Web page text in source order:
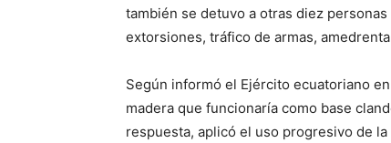
también se detuvo a otras diez
extorsiones, tráfico de armas,
Según informó el Ejército ecuatoriano
madera que funcionaría como base
respuesta, aplicó el uso progresivo de